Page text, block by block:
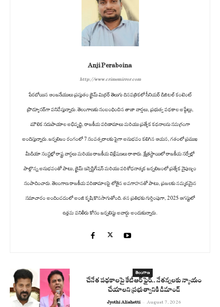
Anji Peraboina
http://www.crimemirror.com
పేరబోయిన ఆంజనేయులు ప్రస్తుతం క్రైమ్ మిర్రర్ తెలుగు దినపత్రికలో సీనియర్ డిజిటల్ కంటెంట్
ప్రొడ్యూసర్‌గా పనిచేస్తున్నారు. తెలంగాణకు సంబంధించిన తాజా వార్తలు, ప్రభుత్వ పథకాల అప్డేట్లు,
మౌలిక సదుపాయాల అభివృద్ధి, రాజకీయ పరిణామాలు మరియు ప్రత్యేక కథనాలను సమగ్రంగా
అందిస్తున్నారు. జర్నలిజం రంగంలో 7 సంవత్సరాలకు పైగా అనుభవం కలిగిన ఆయన, గతంలో ప్రముఖ
మీడియా సంస్థల్లో రాష్ట్ర వార్తలు మరియు రాజకీయ విశ్లేషణలు రాశారు. క్షేత్రస్థాయిలో రాజకీయ సర్వేల్లో
పాల్గొన్న అనుభవంతో పాటు, క్రైమ్ ఇన్వెస్టిగేషన్ మరియు పరిశోధనాత్మక జర్నలిజంలో ప్రత్యేక నైపుణ్యం
సంపాదించారు. తెలంగాణ రాజకీయ పరిణామాలపై లోతైన అవగాహనతో పాటు, ప్రజలకు నమ్మకమైన
సమాచారం అందించడంలో అంజి కృషి కొనసాగుతోంది. తన ప్రతిభకు గుర్తింపుగా, 2025 ఆగస్టులో
ఉత్తమ పనితీరు కోసం జర్నలిస్టు అవార్డు అందుకున్నారు.
తెలంగాణ
చేనేత పథకాలపై కేటీఆర్ ఫైర్.. నేతన్నలకు న్యాయం
చేయాలని ప్రభుత్వానికి డిమాండ్
Jyothi Alishetti - August 7, 2026